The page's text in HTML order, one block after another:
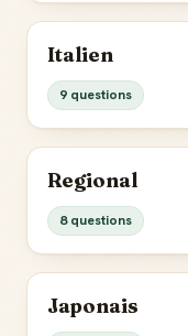
Italien
9 questions
Regional
8 questions
Japonais